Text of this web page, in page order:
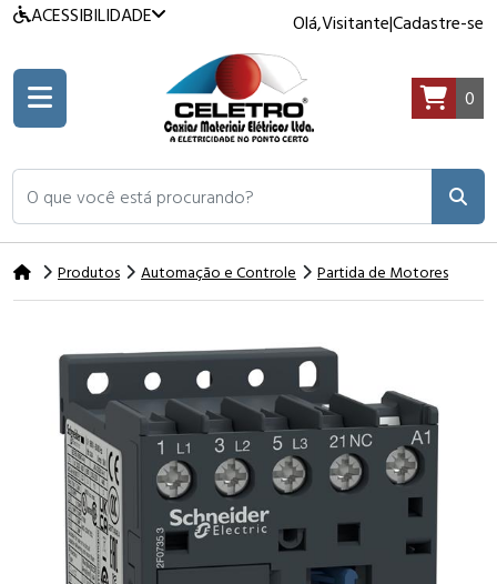
ACESSIBILIDADE Olá,Visitante|Cadastre-se
O que você está procurando?
0
Produtos Automação e Controle Partida de Motores